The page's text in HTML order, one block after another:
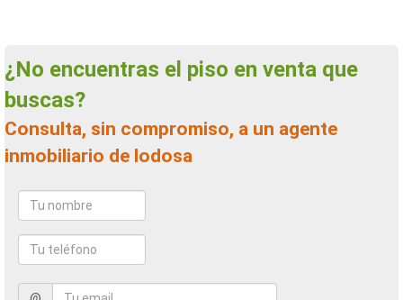
¿No encuentras el piso en venta que
buscas?
Consulta, sin compromiso, a un agente
inmobiliario de lodosa